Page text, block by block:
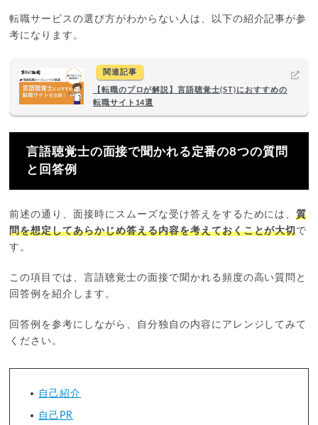
転職サービスの選び方がわからない人は、以下の紹介記事が参
考になります。
関連記事
【転職のプロが解説】言語聴覚士(ST)におすすめの
転職サイト14選
言語聴覚士の面接で聞かれる定番の8つの質問
と回答例
前述の通り、面接時にスムーズな受け答えをするためには、質
問を想定してあらかじめ答える内容を考えておくことが大切で
す。
この項目では、言語聴覚士の面接で聞かれる頻度の高い質問と
回答例を紹介します。
回答例を参考にしながら、自分独自の内容にアレンジしてみて
ください。
自己紹介
自己PR